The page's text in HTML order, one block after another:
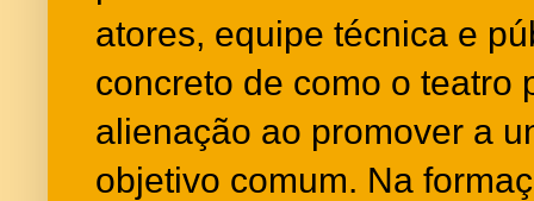
atores, equipe técnica e
concreto de como o teatro
alienação ao promover a
objetivo comum. Na